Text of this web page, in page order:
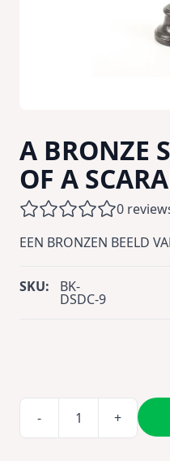
A BRONZE
OF A
0
EEN BRONZEN BEELD
SKU: BK-
DSDC-9
- +